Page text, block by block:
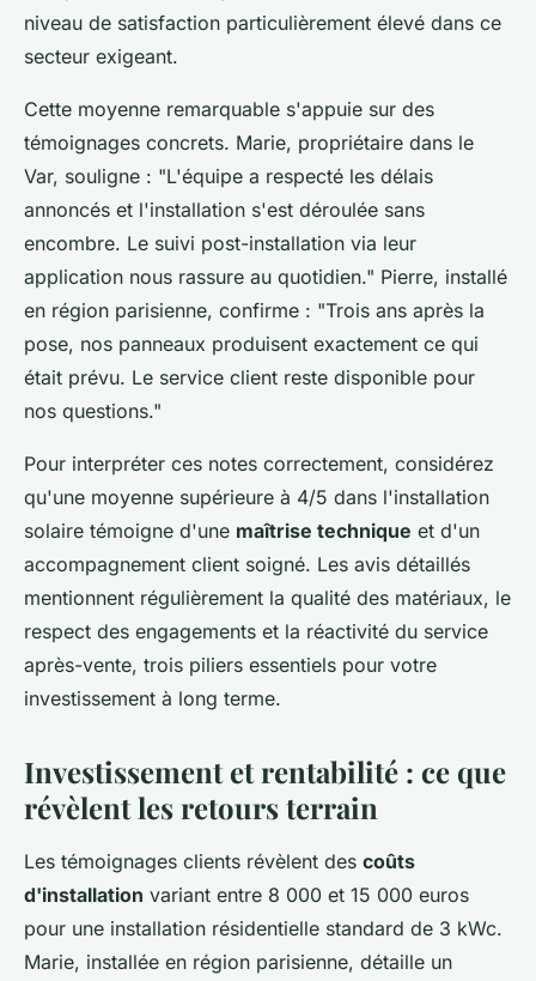
niveau de satisfaction particulièrement élevé dans ce
secteur exigeant.
Cette moyenne remarquable s'appuie sur des
témoignages concrets. Marie, propriétaire dans le
Var, souligne : "L'équipe a respecté les délais
annoncés et l'installation s'est déroulée sans
encombre. Le suivi post-installation via leur
application nous rassure au quotidien." Pierre, installé
en région parisienne, confirme : "Trois ans après la
pose, nos panneaux produisent exactement ce qui
était prévu. Le service client reste disponible pour
nos questions."
Pour interpréter ces notes correctement, considérez
qu'une moyenne supérieure à 4/5 dans l'installation
solaire témoigne d'une maîtrise technique et d'un
accompagnement client soigné. Les avis détaillés
mentionnent régulièrement la qualité des matériaux, le
respect des engagements et la réactivité du service
après-vente, trois piliers essentiels pour votre
investissement à long terme.
Investissement et rentabilité : ce que
révèlent les retours terrain
Les témoignages clients révèlent des coûts
d'installation variant entre 8 000 et 15 000 euros
pour une installation résidentielle standard de 3 kWc.
Marie, installée en région parisienne, détaille un